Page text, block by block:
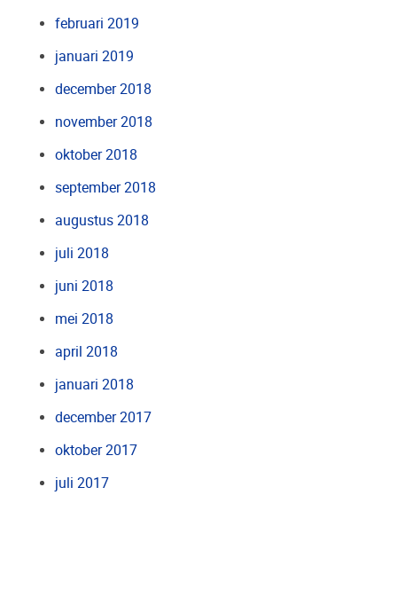
februari 2019
januari 2019
december 2018
november 2018
oktober 2018
september 2018
augustus 2018
juli 2018
juni 2018
mei 2018
april 2018
januari 2018
december 2017
oktober 2017
juli 2017